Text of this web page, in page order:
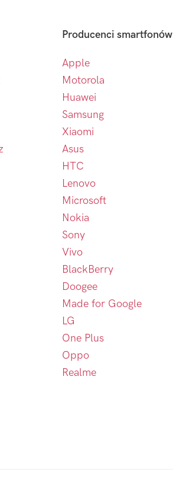
Producenci smartfonów
Apple
Motorola
Huawei
Samsung
Xiaomi
Asus
HTC
Lenovo
Microsoft
Nokia
Sony
Vivo
BlackBerry
Doogee
Made for Google
LG
One Plus
Oppo
Realme